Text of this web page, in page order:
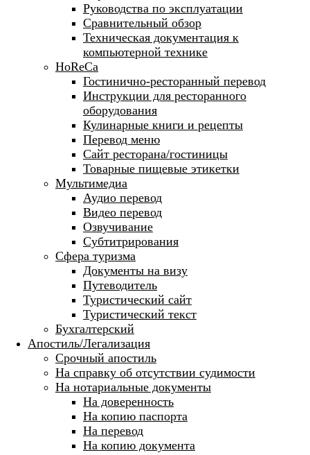
Руководства по эксплуатации
Сравнительный обзор
Техническая документация к
компьютерной технике
HoReCa
Гостинично-ресторанный перевод
Инструкции для ресторанного
оборудования
Кулинарные книги и рецепты
Перевод меню
Сайт ресторана/гостиницы
Товарные пищевые этикетки
Мультимедиа
Аудио перевод
Видео перевод
Озвучивание
Субтитрирования
Сфера туризма
Документы на визу
Путеводитель
Туристический сайт
Туристический текст
Бухгалтерский
Апостиль/Легализация
Срочный апостиль
На справку об отсутствии судимости
На нотариальные документы
На доверенность
На копию паспорта
На перевод
На копию документа